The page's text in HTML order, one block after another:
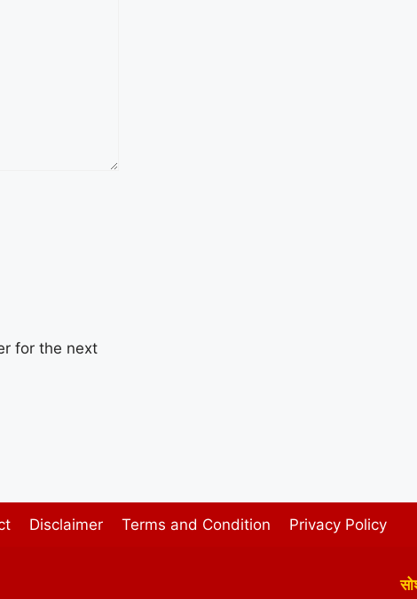
for the next
Disclaimer Terms and Condition Privacy Policy